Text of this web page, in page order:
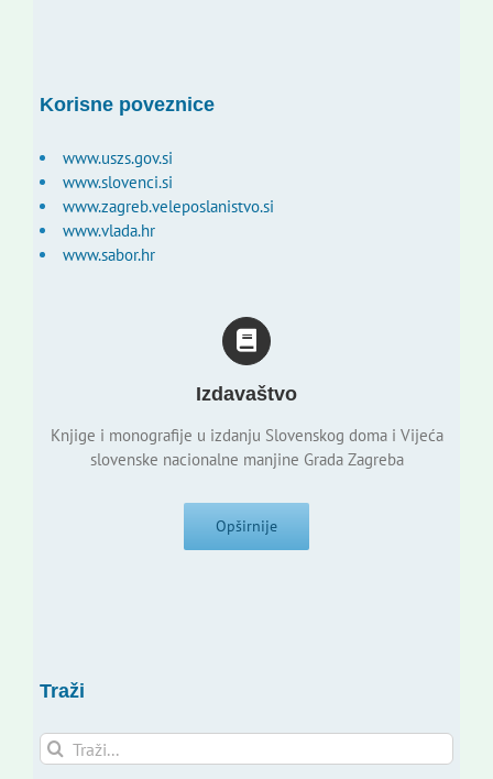
Korisne poveznice
www.uszs.gov.si
www.slovenci.si
www.zagreb.veleposlanistvo.si
www.vlada.hr
www.sabor.hr
Izdavaštvo
Knjige i monografije u izdanju Slovenskog doma i Vijeća
slovenske nacionalne manjine Grada Zagreba
Opširnije
Traži
Traži...